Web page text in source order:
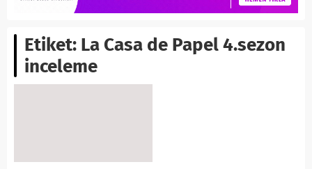
Etiket: La Casa de Papel 4.sezon
inceleme